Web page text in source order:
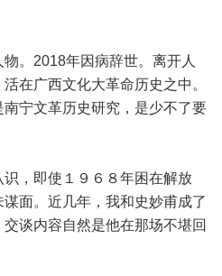
。2018年因病辞世。离开人
在广西文化大革命历史之中。
宁文革历史研究，是少不了要
，即使１９６８年困在解放
面。近几年，我和史妙甫成了
谈内容自然是他在那场不堪回